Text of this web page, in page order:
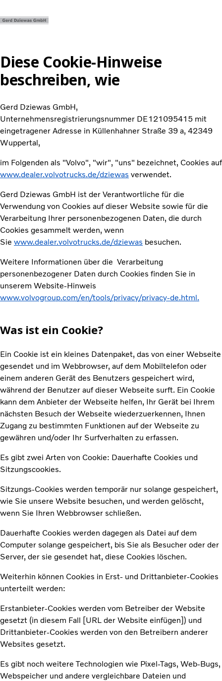
Volvo Trucks
Über uns
Dienstleistungen
Leitbild & Vision
Kontakt
Diese Cookie-Hinweise
beschreiben, wie
Gerd Dziewas GmbH,
Unternehmensregistrierungsnummer DE121095415 mit
eingetragener Adresse in Küllenhahner Straße 39 a, 42349
Wuppertal,
im Folgenden als "Volvo", "wir", "uns" bezeichnet, Cookies auf
www.dealer.volvotrucks.de/dziewas verwendet.
Gerd Dziewas GmbH ist der Verantwortliche für die
Verwendung von Cookies auf dieser Website sowie für die
Verarbeitung Ihrer personenbezogenen Daten, die durch
Cookies gesammelt werden, wenn
Sie www.dealer.volvotrucks.de/dziewas besuchen.
Weitere Informationen über die Verarbeitung
personenbezogener Daten durch Cookies finden Sie in
unserem Website-Hinweis
www.volvogroup.com/en/tools/privacy/privacy-de.html.
Was ist ein Cookie?
Ein Cookie ist ein kleines Datenpaket, das von einer Webseite
gesendet und im Webbrowser, auf dem Mobiltelefon oder
einem anderen Gerät des Benutzers gespeichert wird,
während der Benutzer auf dieser Webseite surft. Ein Cookie
kann dem Anbieter der Webseite helfen, Ihr Gerät bei Ihrem
nächsten Besuch der Webseite wiederzuerkennen, Ihnen
Zugang zu bestimmten Funktionen auf der Webseite zu
gewähren und/oder Ihr Surfverhalten zu erfassen.
Es gibt zwei Arten von Cookie: Dauerhafte Cookies und
Sitzungscookies.
Sitzungs-Cookies werden temporär nur solange gespeichert,
wie Sie unsere Website besuchen, und werden gelöscht,
wenn Sie Ihren Webbrowser schließen.
Dauerhafte Cookies werden dagegen als Datei auf dem
Computer solange gespeichert, bis Sie als Besucher oder der
Server, der sie gesendet hat, diese Cookies löschen.
Weiterhin können Cookies in Erst- und Drittanbieter-Cookies
unterteilt werden:
Erstanbieter-Cookies werden vom Betreiber der Website
gesetzt (in diesem Fall [URL der Website einfügen]) und
Drittanbieter-Cookies werden von den Betreibern anderer
Websites gesetzt.
Es gibt noch weitere Technologien wie Pixel-Tags, Web-Bugs,
Webspeicher und andere vergleichbare Dateien und